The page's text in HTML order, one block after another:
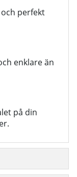
och perfekt
enklare än
på din